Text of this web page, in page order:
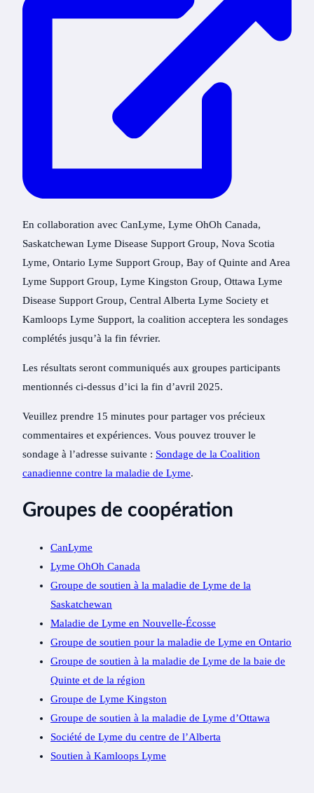
En collaboration avec CanLyme, Lyme OhOh Canada,
Saskatchewan Lyme Disease Support Group, Nova Scotia
Lyme, Ontario Lyme Support Group, Bay of Quinte and Area
Lyme Support Group, Lyme Kingston Group, Ottawa Lyme
Disease Support Group, Central Alberta Lyme Society et
Kamloops Lyme Support, la coalition acceptera les sondages
complétés jusqu’à la fin février.
Les résultats seront communiqués aux groupes participants
mentionnés ci-dessus d’ici la fin d’avril 2025.
Veuillez prendre 15 minutes pour partager vos précieux
commentaires et expériences. Vous pouvez trouver le
sondage à l’adresse suivante : Sondage de la Coalition
canadienne contre la maladie de Lyme.
Groupes de coopération
CanLyme
Lyme OhOh Canada
Groupe de soutien à la maladie de Lyme de la
Saskatchewan
Maladie de Lyme en Nouvelle-Écosse
Groupe de soutien pour la maladie de Lyme en Ontario
Groupe de soutien à la maladie de Lyme de la baie de
Quinte et de la région
Groupe de Lyme Kingston
Groupe de soutien à la maladie de Lyme d’Ottawa
Société de Lyme du centre de l’Alberta
Soutien à Kamloops Lyme